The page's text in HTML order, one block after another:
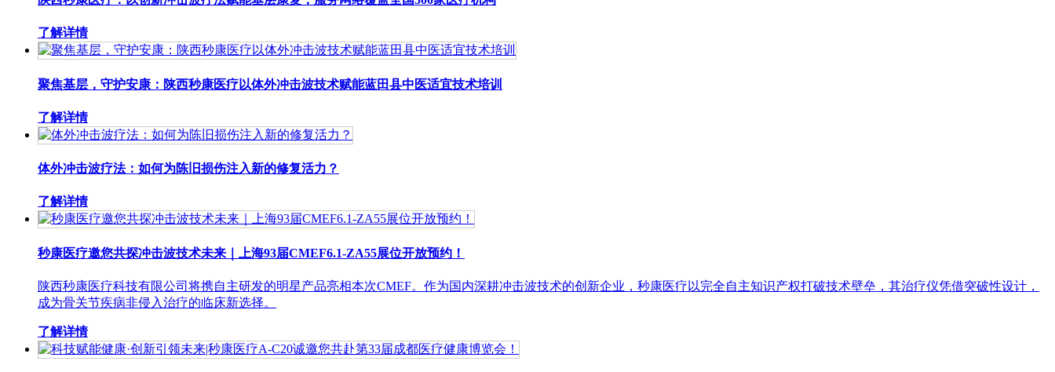
了解详情
聚焦基层，守护安康：陕西秒康医疗以体外冲击波技术赋能蓝田县中医适宜技术培训
了解详情
体外冲击波疗法：如何为陈旧损伤注入新的修复活力？
了解详情
秒康医疗邀您共探冲击波技术未来｜上海93届CMEF6.1-ZA55展位开放预约！
陕西秒康医疗科技有限公司将携自主研发的明星产品亮相本次CMEF。作为国内深耕冲击波技术的创新企业，秒康医疗以完全自主知识产权打破技术壁垒，其治疗仪凭借突破性设计，
成为骨关节疾病非侵入治疗的临床新选择。
了解详情